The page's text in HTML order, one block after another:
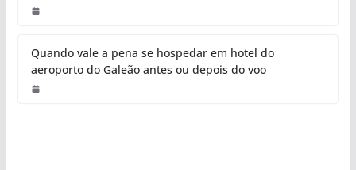
Quando vale a pena se hospedar em hotel do
aeroporto do Galeão antes ou depois do voo